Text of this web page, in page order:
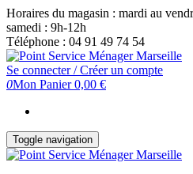
Skip
to
the
content
Horaires du magasin : mardi au
samedi : 9h-12h
Téléphone : 04 91 49 74 54
Se connecter / Créer un compte
0Mon Panier0,00 €
Toggle navigation